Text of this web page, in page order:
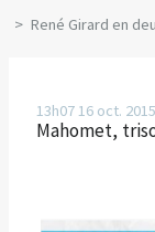
René Girard en
13h0716 oct. 2015
Mahomet,